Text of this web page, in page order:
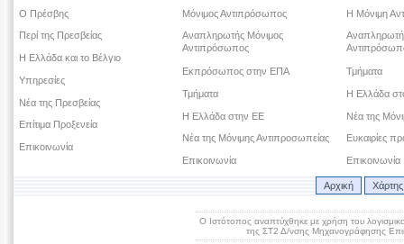
Ο Πρέσβης
Περί της Πρεσβείας
Η Ελλάδα και το Βέλγιο
Υπηρεσίες
Νέα της Πρεσβείας
Επίτιμα Προξενεία
Επικοινωνία
Μόνιμος Αντιπρόσωπος
Αναπληρωτής Μόνιμος
Αντιπρόσωπος
Εκπρόσωπος στην ΕΠΑ
Τμήματα
Η Ελλάδα στην ΕΕ
Νέα της Μόνιμης Αντιπροσωπείας
Επικοινωνία
Η Μόνιμη
Τμήματα
Η Ελλάδα
Νέα της
Ευκαιρίες
Επικοινωνία
Αρχική
Ο Ιστότοπος αναπτύχθηκε με χρήση του
της ΣΤ2 Δ/νσης Μηχανογράφησης